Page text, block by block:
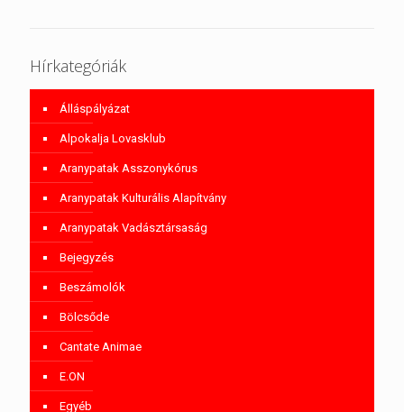
Hírkategóriák
Álláspályázat
Alpokalja Lovasklub
Aranypatak Asszonykórus
Aranypatak Kulturális Alapítvány
Aranypatak Vadásztársaság
Bejegyzés
Beszámolók
Bölcsőde
Cantate Animae
E.ON
Egyéb